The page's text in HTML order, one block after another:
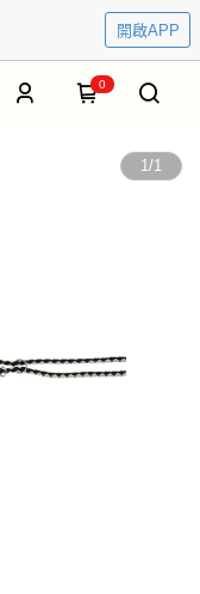
開啟APP
0
1/1